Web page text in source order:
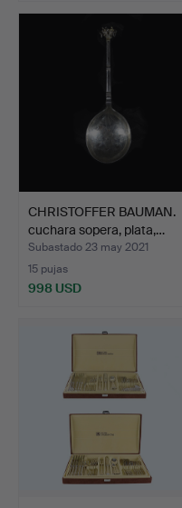
CHRISTOFFER BAUMAN.
cuchara sopera, plata,…
Subastado 23 may 2021
15 pujas
998 USD